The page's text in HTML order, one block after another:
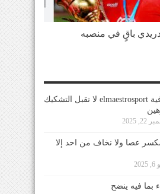
باقٍ في منصبه
مصداقية elmaestrosport لا تقبل التشكيك
2025
عصا ولا نخاف من احد إلا
بما فيه ينضح